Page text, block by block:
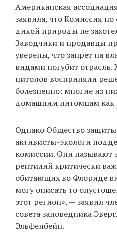
Американская
заявила, что Комиссия
дикой природы не
Заводчики и продавцы
уверены, что запрет на
видами погубит
питонов восприняли
болезненно: многие из
домашним питомцам как
Однако Общество
активисты-экологи
комиссии. Они называют
рептилий критически
обитающих во Флориде
могу описать то
этот регион», — заявил
совета заповедника
Эльфенбейн.